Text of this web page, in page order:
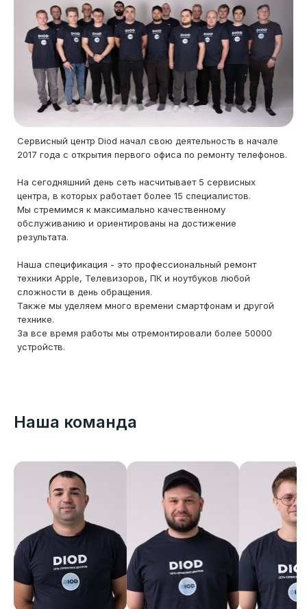
Сервисный центр Diod начал свою деятельность в начале
2017 года с открытия первого офиса по ремонту телефонов.
На сегодняшний день сеть насчитывает 5 сервисных
центра, в которых работает более 15 специалистов.
Мы стремимся к максимально качественному
обслуживанию и ориентированы на достижение
результата.
Наша спецификация - это профессиональный ремонт
техники Apple, Телевизоров, ПК и ноутбуков любой
сложности в день обращения.
Также мы уделяем много времени смартфонам и другой
технике.
За все время работы мы отремонтировали более 50000
устройств.
Наша команда